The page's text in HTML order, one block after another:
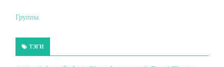
Группы
ТЭГИ